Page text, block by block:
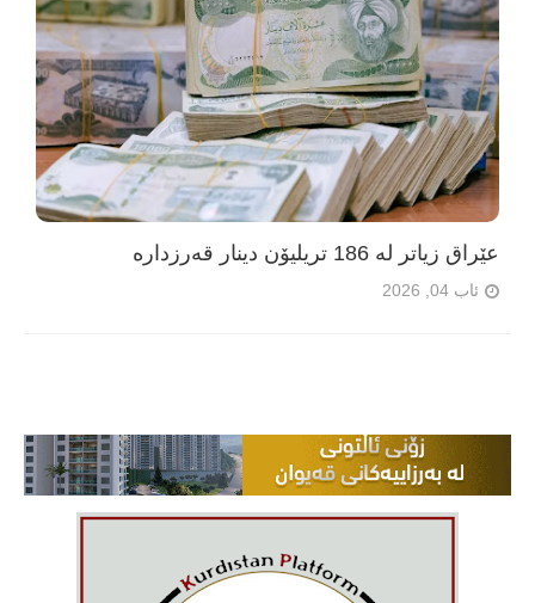
عێراق زیاتر لە 186 تریلیۆن دینار قەرزدارە
ئاب 04, 2026